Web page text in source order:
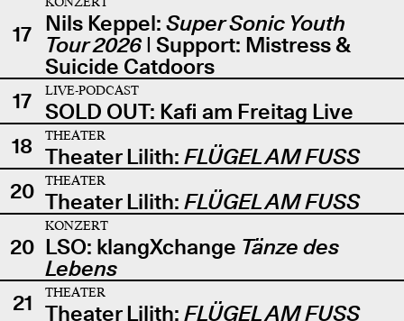
17 Nils Keppel: Super Sonic Youth
Tour 2026| Support: Mistress &
Suicide Catdoors
17
LIVE-PODCAST
SOLD OUT: Kafi am Freitag Live
18
THEATER
Theater Lilith: FLÜGEL AM FUSS
20
THEATER
Theater Lilith: FLÜGEL AM FUSS
20
KONZERT
LSO: klangXchange Tänze des
Lebens
21
THEATER
Theater Lilith: FLÜGEL AM FUSS